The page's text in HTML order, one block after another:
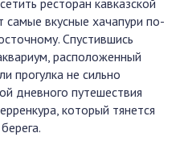
ресторан кавказской
самые вкусные хачапури по-
Спустившись
расположенный
прогулка не сильно
дневного путешествия
который тянется